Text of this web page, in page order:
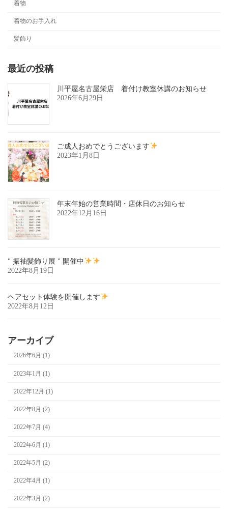
着物
着物のお手入れ
髪飾り
最近の投稿
川平屋名古屋栄店 着付け教室休講のお知らせ
2026年6月29日
ご成人おめでとうございます
2023年1月8日
年末年始の営業時間・店休日のお知らせ
2022年12月16日
" 振袖髪飾り展 " 開催中
2022年8月19日
ヘアセット体験を開催します
2022年8月12日
アーカイブ
2026年6月 (1)
2023年1月 (1)
2022年12月 (1)
2022年8月 (2)
2022年7月 (4)
2022年6月 (1)
2022年5月 (2)
2022年4月 (1)
2022年3月 (2)